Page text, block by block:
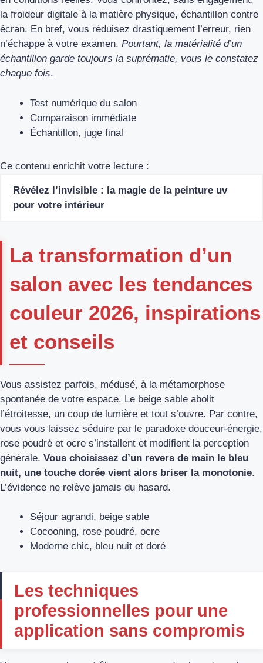
la froideur digitale à la matière physique, échantillon contre
écran. En bref, vous réduisez drastiquement l’erreur, rien
n’échappe à votre examen. Pourtant, la matérialité d’un
échantillon garde toujours la suprématie, vous le constatez
chaque fois.
Test numérique du salon
Comparaison immédiate
Échantillon, juge final
Ce contenu enrichit votre lecture :
Révélez l’invisible : la magie de la peinture uv
pour votre intérieur
La transformation d’un
salon avec les tendances
couleur 2026, inspirations
et conseils
Vous assistez parfois, médusé, à la métamorphose
spontanée de votre espace. Le beige sable abolit
l’étroitesse, un coup de lumière et tout s’ouvre. Par contre,
vous vous laissez séduire par le paradoxe douceur-énergie,
rose poudré et ocre s’installent et modifient la perception
générale. Vous choisissez d’un revers de main le bleu
nuit, une touche dorée vient alors briser la monotonie.
L’évidence ne relève jamais du hasard.
Séjour agrandi, beige sable
Cocooning, rose poudré, ocre
Moderne chic, bleu nuit et doré
Les techniques
professionnelles pour une
application sans compromis